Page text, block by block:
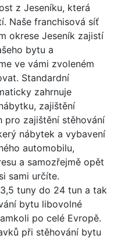
z Jeseníku, která
Naše franchisová síť
okrese Jeseník zajistí
bytu a
ve vámi zvoleném
Standardní
zahrnuje
zajištění
pro zajištění stěhování
nábytek a vybavení
automobilu,
a samozřejmě opět
sami určíte.
tuny do 24 tun a tak
bytu libovolné
po celé Evropě.
při stěhování bytu